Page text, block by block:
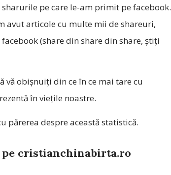
pe care le-am primit pe facebook.
avut articole cu multe mii de shareuri,
(share din share din share, știți
vă obișnuiți din ce în ce mai tare cu
în viețile noastre.
părerea despre această statistică.
cristianchinabirta.ro